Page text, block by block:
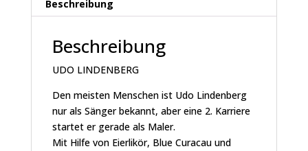
HEBEN
AB
Beschreibung
Beschreibung
UDO LINDENBERG
Den meisten Menschen ist Udo Lindenberg
nur als Sänger bekannt, aber eine 2. Karriere
startet er gerade als Maler.
Mit Hilfe von Eierlikör, Blue Curacau und